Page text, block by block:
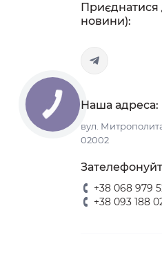
Приєднатися
новини):
Наша адреса:
вул.
02002
+38 068 979
+38 093 188